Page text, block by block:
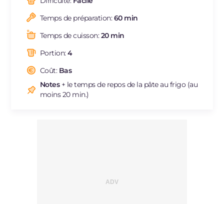
BR
NL
Temps de préparation:60 min
Temps de cuisson:20 min
Portion:4
Coût: Bas
Notes+ le temps de repos de la pâte au frigo (au
moins 20 min.)